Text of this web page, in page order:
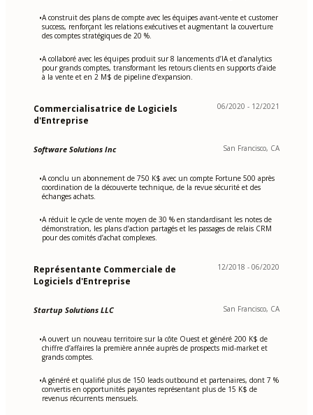
•A construit des plans de compte avec les équipes avant-vente et customer
success, renforçant les relations exécutives et augmentant la couverture
des comptes stratégiques de 20 %.
•A collaboré avec les équipes produit sur 8 lancements d’IA et d’analytics
pour grands comptes, transformant les retours clients en supports d’aide
à la vente et en 2 M$ de pipeline d’expansion.
Commercialisatrice de Logiciels
d'Entreprise
06/2020 - 12/2021
Software Solutions Inc San Francisco, CA
•A conclu un abonnement de 750 K$ avec un compte Fortune 500 après
coordination de la découverte technique, de la revue sécurité et des
échanges achats.
•A réduit le cycle de vente moyen de 30 % en standardisant les notes de
démonstration, les plans d’action partagés et les passages de relais CRM
pour des comités d’achat complexes.
Représentante Commerciale de
Logiciels d'Entreprise
12/2018 - 06/2020
Startup Solutions LLC San Francisco, CA
•A ouvert un nouveau territoire sur la côte Ouest et généré 200 K$ de
chiffre d’affaires la première année auprès de prospects mid-market et
grands comptes.
•A généré et qualifié plus de 150 leads outbound et partenaires, dont 7 %
convertis en opportunités payantes représentant plus de 15 K$ de
revenus récurrents mensuels.